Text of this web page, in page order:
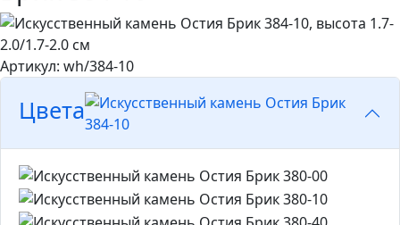
Артикул: wh/384-10
Цвета